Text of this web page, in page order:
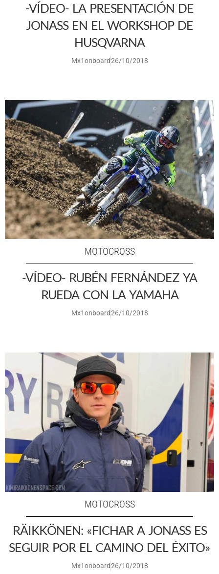
-VÍDEO- LA PRESENTACIÓN DE
JONASS EN EL WORKSHOP DE
HUSQVARNA
Mx1onboard26/10/2018
MOTOCROSS
-VÍDEO- RUBÉN FERNÁNDEZ YA
RUEDA CON LA YAMAHA
Mx1onboard26/10/2018
MOTOCROSS
RÄIKKÖNEN: «FICHAR A JONASS ES
SEGUIR POR EL CAMINO DEL ÉXITO»
Mx1onboard26/10/2018